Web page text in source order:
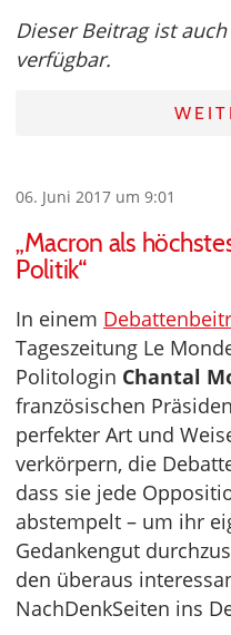
Dieser Beitrag ist
verfügbar.
06. Juni 2017 um 9:01
„Macron als
Politik“
In einem
Tageszeitung Le
Politologin Chantal
französischen
perfekter Art und
verkörpern, die
dass sie jede
abstempelt – um ihr
Gedankengut
den überaus
NachDenkSeiten ins